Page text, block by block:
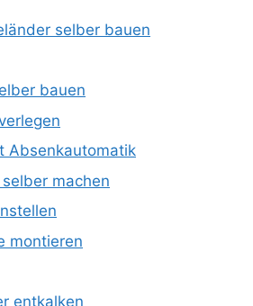
selber bauen
bauen
Absenkautomatik
machen
montieren
entkalken